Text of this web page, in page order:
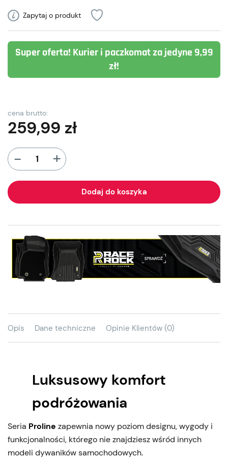
Zapytaj o produkt
Super oferta! Kurier i paczkomat za jedyne 9,99
zł!
cena brutto:
259,99 zł
- +
Dodaj do koszyka
Opis Dane techniczne Opinie Klientów (0)
Luksusowy komfort
podróżowania
Seria Proline zapewnia nowy poziom designu, wygody i
funkcjonalności, którego nie znajdziesz wśród innych
modeli dywaników samochodowych.